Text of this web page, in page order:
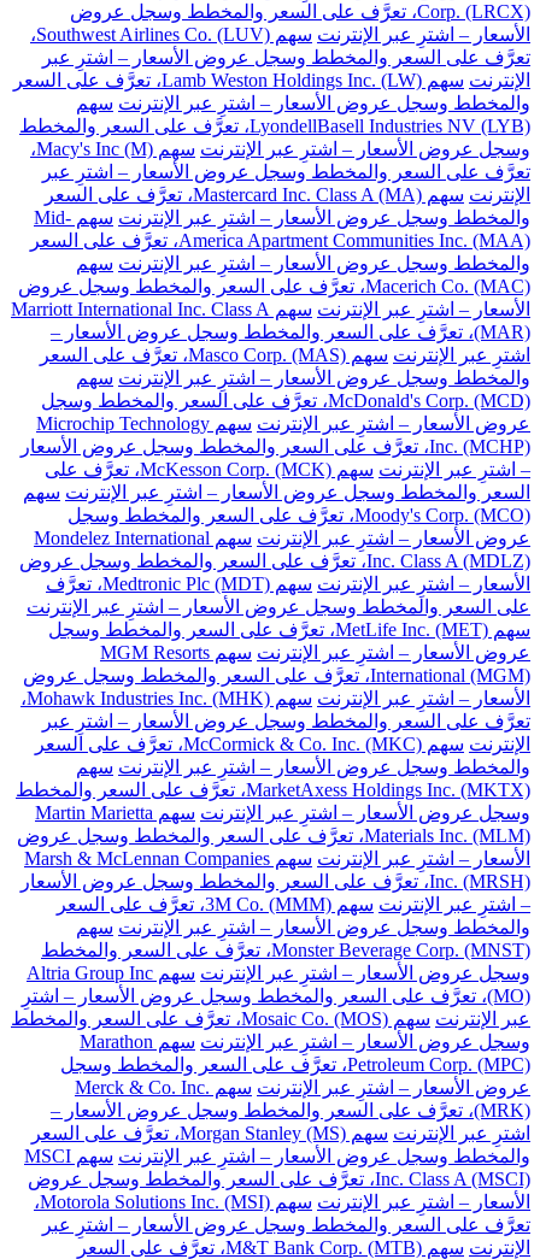
Corp. (LRCX)، تعرَّف على السعر والمخطط وسجل عروض
الأسعار – اشترِ عبر الإنترنت
سهم Southwest Airlines Co. (LUV)،
تعرَّف على السعر والمخطط وسجل عروض الأسعار – اشترِ عبر
الإنترنت
سهم Lamb Weston Holdings Inc. (LW)، تعرَّف على السعر
والمخطط وسجل عروض الأسعار – اشترِ عبر الإنترنت سهم
LyondellBasell Industries NV (LYB)، تعرَّف على السعر والمخطط
وسجل عروض الأسعار – اشترِ عبر الإنترنت
سهم Macy's Inc (M)،
تعرَّف على السعر والمخطط وسجل عروض الأسعار – اشترِ عبر
الإنترنت
سهم Mastercard Inc. Class A (MA)، تعرَّف على السعر
والمخطط وسجل عروض الأسعار – اشترِ عبر الإنترنت
سهم Mid-
America Apartment Communities Inc. (MAA)، تعرَّف على السعر
والمخطط وسجل عروض الأسعار – اشترِ عبر الإنترنت سهم
Macerich Co. (MAC)، تعرَّف على السعر والمخطط وسجل عروض
الأسعار – اشترِ عبر الإنترنت
سهم Marriott International Inc. Class A
(MAR)، تعرَّف على السعر والمخطط وسجل عروض الأسعار –
اشترِ عبر الإنترنت
سهم Masco Corp. (MAS)، تعرَّف على السعر
والمخطط وسجل عروض الأسعار – اشترِ عبر الإنترنت سهم
McDonald's Corp. (MCD)، تعرَّف على السعر والمخطط وسجل
عروض الأسعار – اشترِ عبر الإنترنت
سهم Microchip Technology
Inc. (MCHP)، تعرَّف على السعر والمخطط وسجل عروض الأسعار
– اشترِ عبر الإنترنت
سهم McKesson Corp. (MCK)، تعرَّف على
السعر والمخطط وسجل عروض الأسعار – اشترِ عبر الإنترنت سهم
Moody's Corp. (MCO)، تعرَّف على السعر والمخطط وسجل
عروض الأسعار – اشترِ عبر الإنترنت
سهم Mondelez International
Inc. Class A (MDLZ)، تعرَّف على السعر والمخطط وسجل عروض
الأسعار – اشترِ عبر الإنترنت
سهم Medtronic Plc (MDT)، تعرَّف
على السعر والمخطط وسجل عروض الأسعار – اشترِ عبر الإنترنت
سهم MetLife Inc. (MET)، تعرَّف على السعر والمخطط وسجل
عروض الأسعار – اشترِ عبر الإنترنت
سهم MGM Resorts
International (MGM)، تعرَّف على السعر والمخطط وسجل عروض
الأسعار – اشترِ عبر الإنترنت
سهم Mohawk Industries Inc. (MHK)،
تعرَّف على السعر والمخطط وسجل عروض الأسعار – اشترِ عبر
الإنترنت
سهم McCormick & Co. Inc. (MKC)، تعرَّف على السعر
والمخطط وسجل عروض الأسعار – اشترِ عبر الإنترنت سهم
MarketAxess Holdings Inc. (MKTX)، تعرَّف على السعر والمخطط
وسجل عروض الأسعار – اشترِ عبر الإنترنت
سهم Martin Marietta
Materials Inc. (MLM)، تعرَّف على السعر والمخطط وسجل عروض
الأسعار – اشترِ عبر الإنترنت
سهم Marsh & McLennan Companies
Inc. (MRSH)، تعرَّف على السعر والمخطط وسجل عروض الأسعار
– اشترِ عبر الإنترنت
سهم 3M Co. (MMM)، تعرَّف على السعر
والمخطط وسجل عروض الأسعار – اشترِ عبر الإنترنت سهم
Monster Beverage Corp. (MNST)، تعرَّف على السعر والمخطط
وسجل عروض الأسعار – اشترِ عبر الإنترنت
سهم Altria Group Inc
(MO)، تعرَّف على السعر والمخطط وسجل عروض الأسعار – اشترِ
عبر الإنترنت
سهم Mosaic Co. (MOS)، تعرَّف على السعر والمخطط
وسجل عروض الأسعار – اشترِ عبر الإنترنت
سهم Marathon
Petroleum Corp. (MPC)، تعرَّف على السعر والمخطط وسجل
عروض الأسعار – اشترِ عبر الإنترنت
سهم Merck & Co. Inc.
(MRK)، تعرَّف على السعر والمخطط وسجل عروض الأسعار –
اشترِ عبر الإنترنت
سهم Morgan Stanley (MS)، تعرَّف على السعر
والمخطط وسجل عروض الأسعار – اشترِ عبر الإنترنت
سهم MSCI
Inc. Class A (MSCI)، تعرَّف على السعر والمخطط وسجل عروض
الأسعار – اشترِ عبر الإنترنت
سهم Motorola Solutions Inc. (MSI)،
تعرَّف على السعر والمخطط وسجل عروض الأسعار – اشترِ عبر
الإنترنت
سهم M&T Bank Corp. (MTB)، تعرَّف على السعر